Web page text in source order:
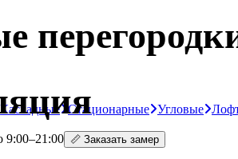
Каскадные Стационарные Угловые
9:00–21:00 📏 Заказать замер